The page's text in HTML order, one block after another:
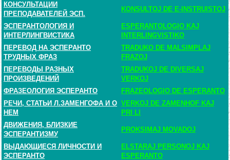
КОНСУЛЬТАЦИИ
ПРЕПОДАВАТЕЛЕЙ ЭСП.
KONSULTOJ DE E-INSTRUISTOJ
ЭСПЕРАНТОЛОГИЯ И
ИНТЕРЛИНГВИСТИКА
ESPERANTOLOGIO KAJ
INTERLINGVISTIKO
ПЕРЕВОД НА ЭСПЕРАНТО
ТРУДНЫХ ФРАЗ
TRADUKO DE MALSIMPLAJ
FRAZOJ
ПЕРЕВОДЫ РАЗНЫХ
ПРОИЗВЕДЕНИЙ
TRADUKOJ DE DIVERSAJ
VERKOJ
ФРАЗЕОЛОГИЯ ЭСПЕРАНТО
FRAZEOLOGIO DE ESPERANTO
РЕЧИ, СТАТЬИ Л.ЗАМЕНГОФА И О
НЕМ
VERKOJ DE ZAMENHOF KAJ
PRI LI
ДВИЖЕНИЯ, БЛИЗКИЕ
ЭСПЕРАНТИЗМУ
PROKSIMAJ MOVADOJ
ВЫДАЮЩИЕСЯ ЛИЧНОСТИ И
ЭСПЕРАНТО
ELSTARAJ PERSONOJ KAJ
ESPERANTO